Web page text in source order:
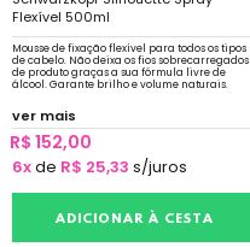
Flexível 500ml
Mousse de fixação flexível para todos os tipos
de cabelo. Não deixa os fios sobrecarregados
de produto graças a sua fórmula livre de
álcool. Garante brilho e volume naturais.
ver mais
R$ 152,00
6xde R$ 25,33 s/juros
ADICIONAR À CESTA